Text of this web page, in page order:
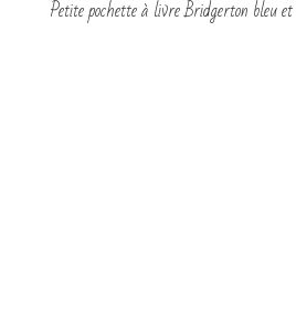
Petite pochette à livre Bridgerton bleu